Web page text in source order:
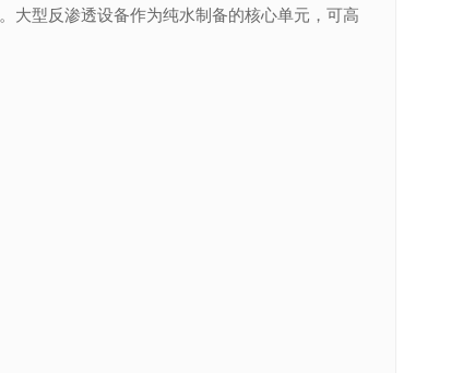
大型反渗透设备作为纯水制备的核心单元，可高